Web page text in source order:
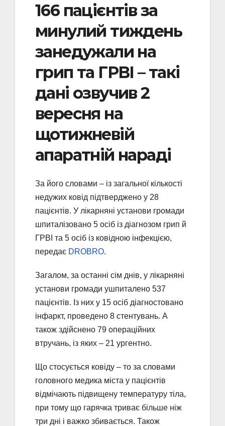
166 пацієнтів за
минулий тиждень
занедужали на
грип та ГРВІ – такі
дані озвучив 2
вересня на
щотижневій
апаратній нараді
За його словами – із загальної кількості
недужих ковід підтверджено у 28
пацієнтів. У лікарняні установи громади
шпиталізовано 5 осіб із діагнозом грип й
ГРВІ та 5 осіб із ковідною інфекцією,
передає DROBRO.
Загалом, за останні сім днів, у лікарняні
установи громади ушпиталено 537
пацієнтів. Із них у 15 осіб діагностовано
інфаркт, проведено 8 стентувань. А
також здійснено 79 операційних
втручань, із яких – 21 ургентно.
Що стосується ковіду – то за словами
головного медика міста у пацієнтів
відмічають підвищену температуру тіла,
при тому що гарячка триває більше ніж
три дні і важко збивається. Також